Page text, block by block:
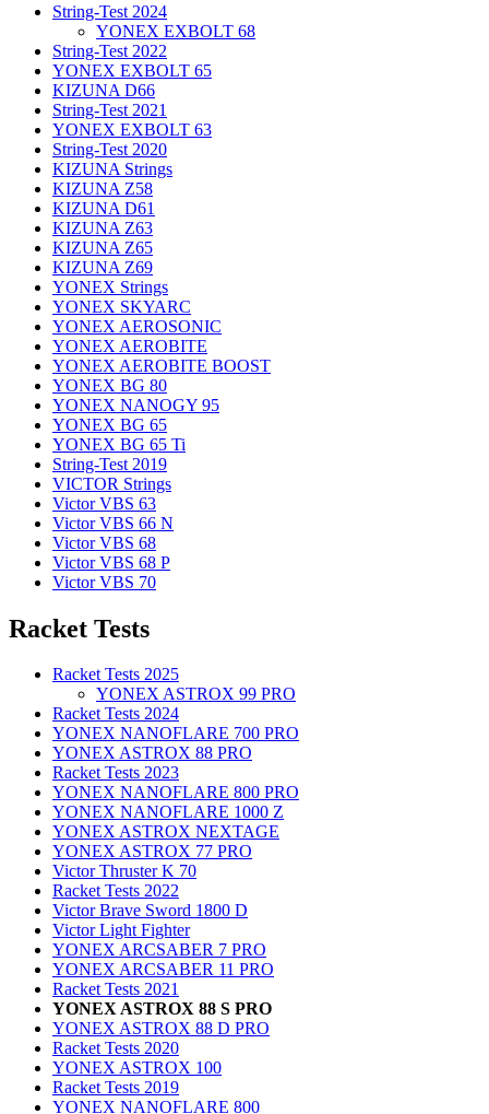
String-Test 2024
YONEX EXBOLT 68
String-Test 2022
YONEX EXBOLT 65
KIZUNA D66
String-Test 2021
YONEX EXBOLT 63
String-Test 2020
KIZUNA Strings
KIZUNA Z58
KIZUNA D61
KIZUNA Z63
KIZUNA Z65
KIZUNA Z69
YONEX Strings
YONEX SKYARC
YONEX AEROSONIC
YONEX AEROBITE
YONEX AEROBITE BOOST
YONEX BG 80
YONEX NANOGY 95
YONEX BG 65
YONEX BG 65 Ti
String-Test 2019
VICTOR Strings
Victor VBS 63
Victor VBS 66 N
Victor VBS 68
Victor VBS 68 P
Victor VBS 70
Racket Tests
Racket Tests 2025
YONEX ASTROX 99 PRO
Racket Tests 2024
YONEX NANOFLARE 700 PRO
YONEX ASTROX 88 PRO
Racket Tests 2023
YONEX NANOFLARE 800 PRO
YONEX NANOFLARE 1000 Z
YONEX ASTROX NEXTAGE
YONEX ASTROX 77 PRO
Victor Thruster K 70
Racket Tests 2022
Victor Brave Sword 1800 D
Victor Light Fighter
YONEX ARCSABER 7 PRO
YONEX ARCSABER 11 PRO
Racket Tests 2021
YONEX ASTROX 88 S PRO
YONEX ASTROX 88 D PRO
Racket Tests 2020
YONEX ASTROX 100
Racket Tests 2019
YONEX NANOFLARE 800